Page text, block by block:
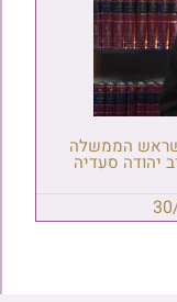
שראש הממשלה
יהודה סעדיה